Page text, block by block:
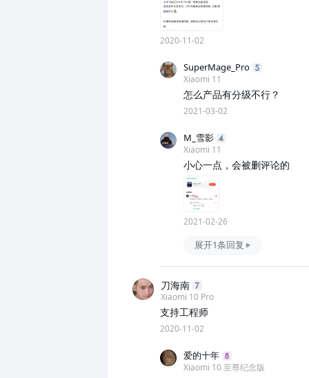
2020-11-02
SuperMage_Pro
Xiaomi 11
怎么产品有分级不行？
2021-03-02
M_雪影
Xiaomi 11
小心一点，会被删评论的
2021-02-26
展开1条回复
刀海南
Xiaomi 10 Pro
支持工程师
2020-11-02
爱的十年
Xiaomi 10 至尊纪念版